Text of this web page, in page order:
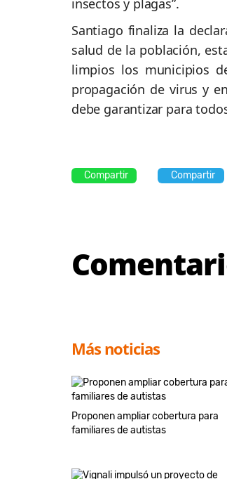
insectos y plagas”.
Santiago finaliza la
salud de la población,
limpios los municipios
propagación de virus y
debe garantizar para
Compartir Compartir
Más noticias
Proponen ampliar cobertura para
familiares de autistas